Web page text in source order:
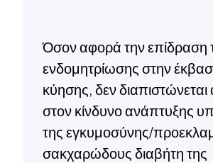
Όσον αφορά την επίδραση
ενδομητρίωσης στην
κύησης, δεν
στον κίνδυνο ανάπτυξης
της εγκυμοσύνης/
σακχαρώδους διαβήτη της